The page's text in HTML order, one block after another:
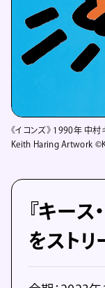
《イコンズ》 1990年 中
Keith Haring Artwork
『キー
をストリ